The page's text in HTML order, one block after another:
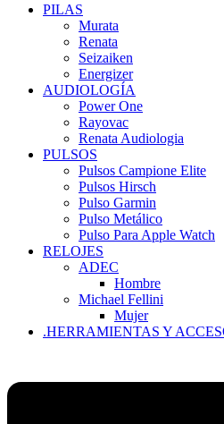
PILAS
Murata
Renata
Seizaiken
Energizer
AUDIOLOGÍA
Power One
Rayovac
Renata Audiologia
PULSOS
Pulsos Campione Elite
Pulsos Hirsch
Pulso Garmin
Pulso Metálico
Pulso Para Apple Watch
RELOJES
ADEC
Hombre
Michael Fellini
Mujer
.HERRAMIENTAS Y